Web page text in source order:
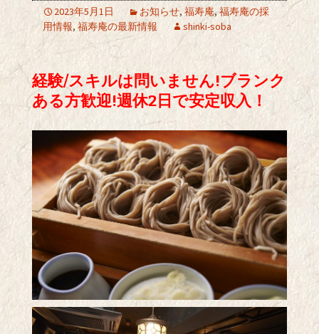
2023年5月1日 お知らせ, 福寿庵,福寿庵の採
用情報, 福寿庵の最新情報 shinki-soba
経験/スキルは問いません!ブランク
ある方歓迎!週休2日で安定収入！